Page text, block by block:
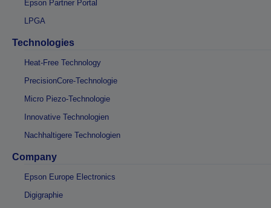
Epson Partner Portal
LPGA
Technologies
Heat-Free Technology
PrecisionCore-Technologie
Micro Piezo-Technologie
Innovative Technologien
Nachhaltigere Technologien
Company
Epson Europe Electronics
Digigraphie